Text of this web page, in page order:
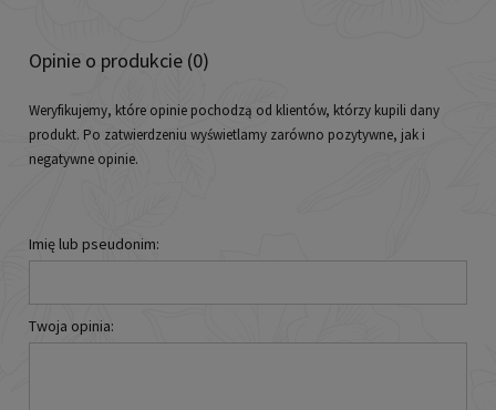
Opinie o produkcie (0)
Weryfikujemy, które opinie pochodzą od klientów, którzy kupili dany
produkt. Po zatwierdzeniu wyświetlamy zarówno pozytywne, jak i
negatywne opinie.
Imię lub pseudonim:
Twoja opinia: